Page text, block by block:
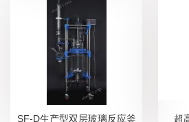
SF-D生产型双层玻璃反应釜 超